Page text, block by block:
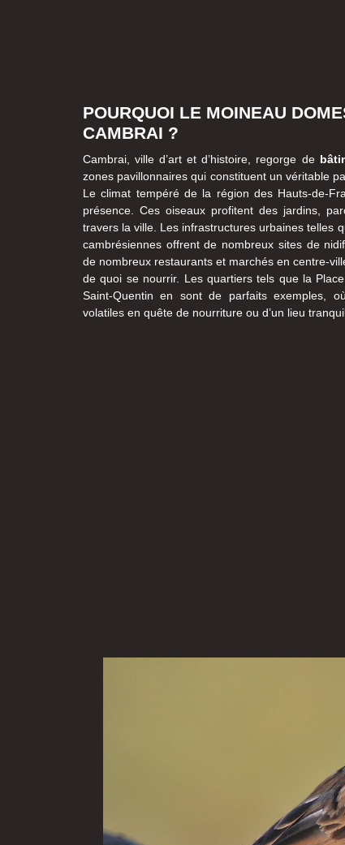
POURQUOI LE MOINEAU
CAMBRAI ?
Cambrai, ville d’art et d’histoire, regorge de
zones pavillonnaires qui constituent un véritable
Le climat tempéré de la région des Hauts-de-
présence. Ces oiseaux profitent des jardins,
travers la ville. Les infrastructures urbaines telles
cambrésiennes offrent de nombreux sites de
de nombreux restaurants et marchés en centre-
de quoi se nourrir. Les quartiers tels que la
Saint-Quentin en sont de parfaits exemples,
volatiles en quête de nourriture ou d’un lieu